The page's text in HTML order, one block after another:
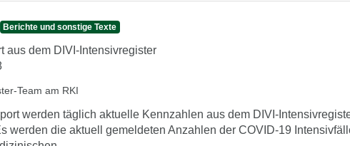
Berichte und sonstige Texte
aus dem DIVI-Intensivregister
Team am RKI
werden täglich aktuelle Kennzahlen aus dem DIVI-
werden die aktuell gemeldeten Anzahlen der COVID-19